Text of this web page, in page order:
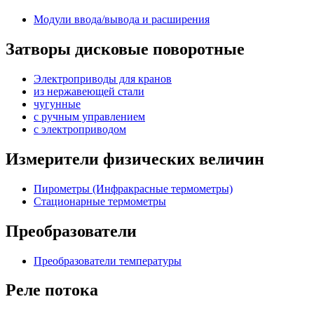
Модули ввода/вывода и расширения
Затворы дисковые поворотные
Электроприводы для кранов
из нержавеющей стали
чугунные
с ручным управлением
c электроприводом
Измерители физических величин
Пирометры (Инфракрасные термометры)
Стационарные термометры
Преобразователи
Преобразователи температуры
Реле потока